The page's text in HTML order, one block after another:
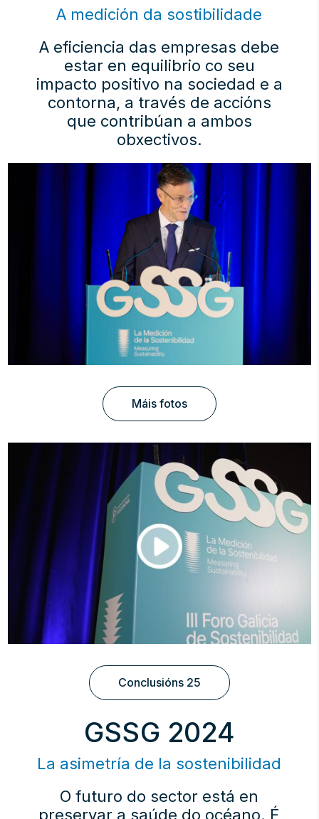
A medición da sostibilidade
A eficiencia das empresas debe
estar en equilibrio co seu
impacto positivo na sociedad e a
contorna, a través de accións
que contribúan a ambos
obxectivos.
Máis fotos
Conclusións 25
GSSG 2024
La asimetría de la sostenibilidad
O futuro do sector está en
preservar a saúde do océano. É